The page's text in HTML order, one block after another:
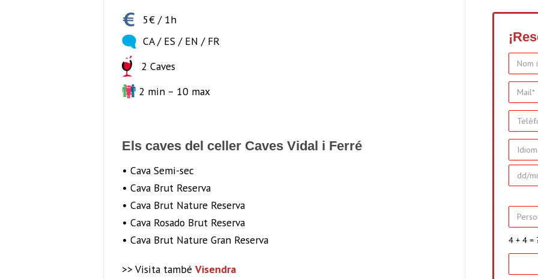
5€ / 1h
CA / ES / EN / FR
2 Caves
2 min – 10 max
Els caves del celler Caves Vidal i Ferré
• Cava Semi-sec
• Cava Brut Reserva
• Cava Brut Nature Reserva
• Cava Rosado Brut Reserva
• Cava Brut Nature Gran Reserva
>> Visita també Visendra
4 + 4 =